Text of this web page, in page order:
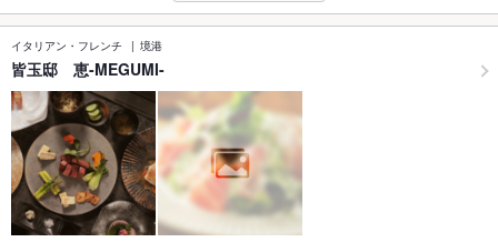
イタリアン・フレンチ 境港
皆玉邸 恵-MEGUMI-